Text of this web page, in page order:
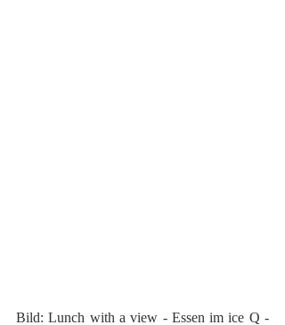
Bild: Lunch with a view - Essen im ice Q -